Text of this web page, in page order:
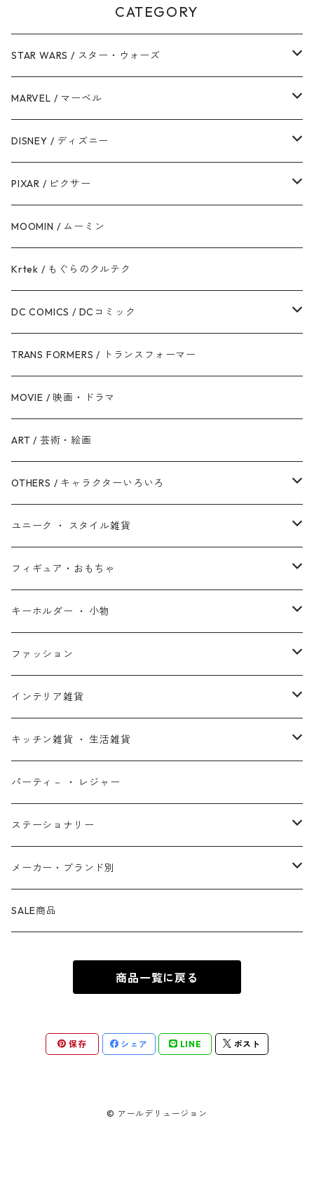
CATEGORY
STAR WARS / スター・ウォーズ
ダース・ベイダー
ストームトルーパー
ハン・ソロ
ドロイド
ボバ・フェット / マンダロリアン
ジェダイ・オーダー
銀河帝国 / ダークサイド
反乱同盟軍 / ライトサイド
スターウォーズ・シリーズ
シークエル・トリロジー
アンソロジー・シリーズ
スターウォーズ・アニメ
スターウォーズ・コラボ
MARVEL / マーベル
マーベルコミック
アベンジャーズ
スパイダーマン
アイアンマン
キャプテン・アメリカ
マイティ・ソー
ハルク
ブラック・ウィドウ
ブラックパンサー
キャプテン・マーベル
ドクター・ストレンジ
ガーディアンズ・オブ・ギャラクシー
アントマン
X-MEN
デッド・プール
ファンタスティック・フォー
ゴーストライダー
パニッシャー
サノス
スパイダーグウェン
ドクター・ドゥーム
DISNEY / ディズニー
ディズニーフレンズ
ディズニープリンセス
ディズニーヴィランズ
シンデレラ
美女と野獣
眠れる森の美女
リトル・マーメイド
白雪姫
アラジン
塔の上のラプンツェル
アナと雪の女王
プリンセスと魔法のキス
ムーラン
ズートピア
モアナと伝説の海
ライオンキング
バンビ
ダンボ
101匹わんちゃん
不思議の国のアリス
PIXAR / ピクサー
トイ・ストーリー
モンスターズ・インク / ユニバーシティ
カーズ
ファインディング・ニモ / ドリー
Mr.インクレディブル
アーロと少年
ピクサー
MOOMIN / ムーミン
Krtek / もぐらのクルテク
DC COMICS / DCコミック
ジャスティス・リーグ
バットマン
スーパーマン
ザ・フラッシュ
ワンダーウーマン
ジョーカー
ハーレイ・クイン
TRANS FORMERS / トランスフォーマー
MOVIE / 映画・ドラマ
ART / 芸術・絵画
OTHERS / キャラクターいろいろ
ザ・マペッツ
ひつじのショーン
ピーナッツ / スヌーピー
ミッフィー
セサミストリート
ルーニー・テューンズ
ベアブリック
ワンピース
ドラゴンボール
呪術廻戦
推しの子
ユニーク ・ スタイル雑貨
北欧・ヨーロッパ雑貨
アメリカン雑貨
ホームパーティー・バーベキュー雑貨
アクセサリー
フィギュア・おもちゃ
スタチュー ・ フィギュア
ぬいぐるみ ・ プラッシュドール
コインバンク ・ 貯金箱
おもちゃ・パズル
コミック・絵本
キーホルダー ・ 小物
ステッカー ・ シール
ストラップ
キーホルダー
ワッペン
マスコット
ピンズ ・ ピンバッジ
缶バッジ ・ 缶ケース
ファッション
ウェア
ポーチ ・ バッグ
財布 ・ ウォレット
アクセサリー
ネックレス
スニーカー ・ ソックス
ファッション雑貨
インテリア雑貨
ウォールアート
ポスター ・ デコレーション
ファブリック
キャンドル・ライト
ウォータードーム
キッチン雑貨 ・ 生活雑貨
キッチングッズ
マグカップ ・ グラス ・ タンブラー
お皿 ・ プレート ・ ボウル
ボトルホルダー・オープナー
生活雑貨
ドアマット
タオル・バスマット
パーティ－ ・ レジャー
ステーショナリー
シャープペン・ボールペン
ペンケース
メーカー・ブランド別
BB Designs
COMANSI
SALE商品
商品一覧に戻る
保存 シェア LINE ポスト
© アールデリュージョン